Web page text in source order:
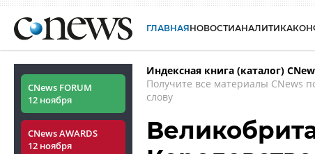
ГЛАВНАЯНОВОСТИАНАЛИТИКА
CNews FORUM
12 ноября
CNews AWARDS
12 ноября
Индексная книга (каталог)
Получите все материалы CNews
слову